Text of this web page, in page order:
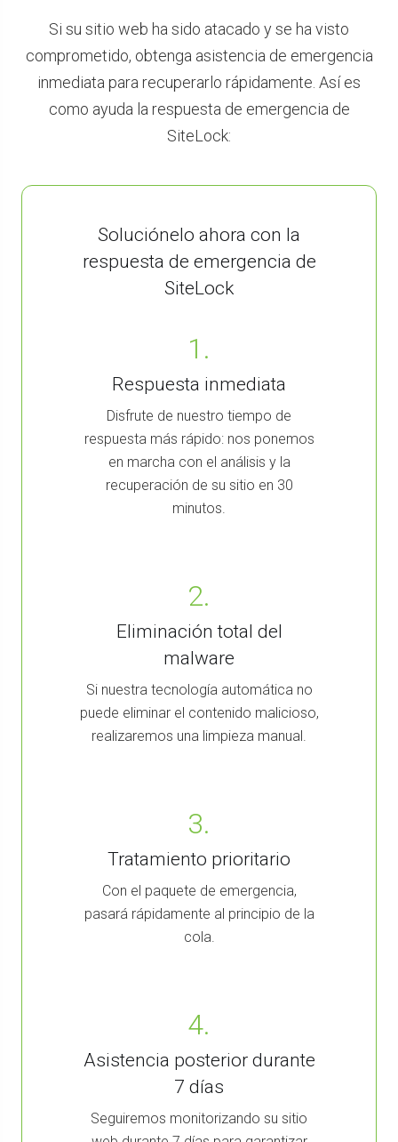
Si su sitio web ha sido atacado y se ha visto
comprometido, obtenga asistencia de emergencia
inmediata para recuperarlo rápidamente. Así es
como ayuda la respuesta de emergencia de
SiteLock:
Soluciónelo ahora con la
respuesta de emergencia de
SiteLock
1.
Respuesta inmediata
Disfrute de nuestro tiempo de
respuesta más rápido: nos ponemos
en marcha con el análisis y la
recuperación de su sitio en 30
minutos.
2.
Eliminación total del
malware
Si nuestra tecnología automática no
puede eliminar el contenido malicioso,
realizaremos una limpieza manual.
3.
Tratamiento prioritario
Con el paquete de emergencia,
pasará rápidamente al principio de la
cola.
4.
Asistencia posterior durante
7 días
Seguiremos monitorizando su sitio